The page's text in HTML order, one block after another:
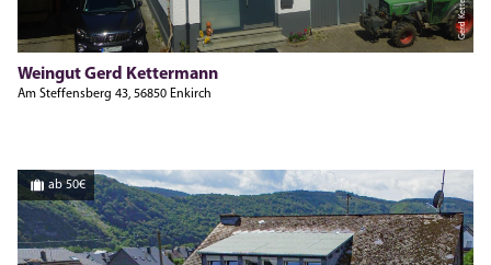
Weingut Gerd Kettermann
Am Steffensberg 43, 56850 Enkirch
ab 50€